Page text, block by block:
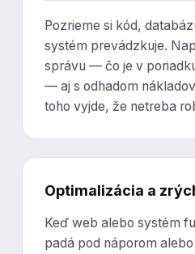
Pozrieme si kód,
systém prevádzkuje.
správu — čo je v
— aj s odhadom
toho vyjde, že netreba
Optimalizácia a
Keď web alebo systém
padá pod náporom